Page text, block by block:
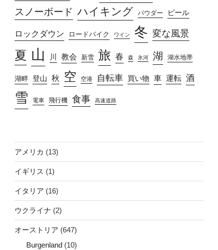
スノーボード ハイキング パウダー ビール
ロックダウン ロードバイク ワイン 冬 変な風景
夏 山 川 教会 新雪 旅 春 森 氷河 湖 湖水地帯
湖畔 登山 秋 空 空港 自転車 買い物 車 運転 酒
雪 電車 飛行機 食事 高速道路
アメリカ (13)
イギリス (1)
イタリア (16)
ウクライナ (2)
オーストリア (647)
Burgenland (10)